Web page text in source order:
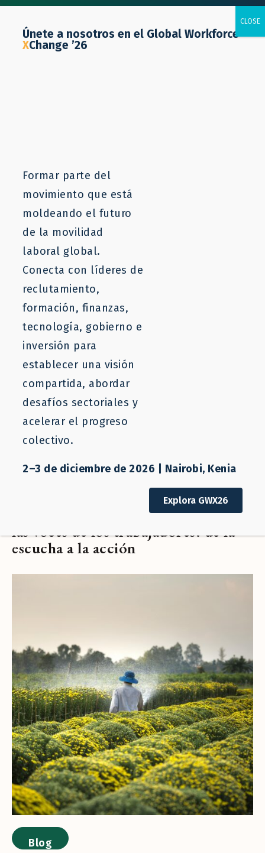
Recomendaciones de reclutamiento
laboral transfronterizo basadas en
las voces de los trabajadores: de la
escucha a la acción
Blog
Únete a nosotros en el Global Workforce
XChange ’26
Formar parte del
movimiento que está
moldeando el futuro
de la movilidad
laboral global.
Conecta con líderes de
reclutamiento,
formación, finanzas,
tecnología, gobierno e
inversión para
establecer una visión
compartida, abordar
desafíos sectoriales y
acelerar el progreso
colectivo.
2–3 de diciembre de 2026 | Nairobi, Kenia
Explora GWX26